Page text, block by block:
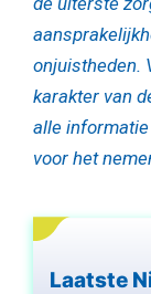
onjuistheden.
karakter van
alle
voor het
Laatste